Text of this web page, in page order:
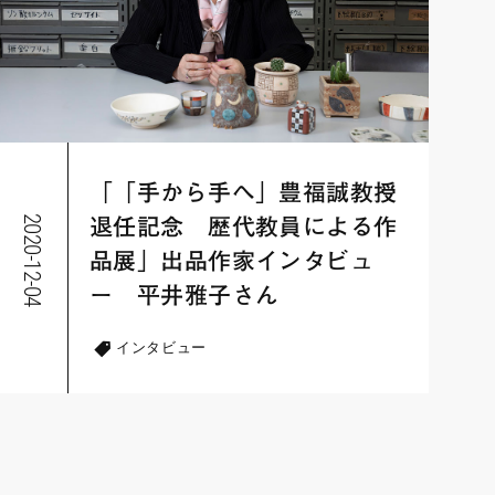
2020-12-04
「「手から手へ」豊福誠教授
退任記念 歴代教員による作
品展」出品作家インタビュ
ー 平井雅子さん
インタビュー